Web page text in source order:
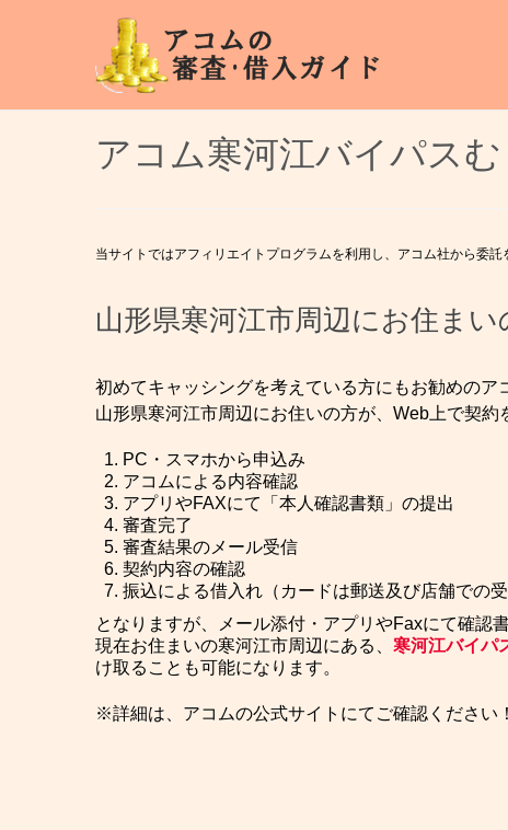
アコム寒河江バイパス
当サイトではアフィリエイトプログラムを利用し、アコム社から委
山形県寒河江市周辺にお住ま
初めてキャッシングを考えている方にもお勧めのア
山形県寒河江市周辺にお住いの方が、Web上で契約
PC・スマホから申込み
アコムによる内容確認
アプリやFAXにて「本人確認書類」の提出
審査完了
審査結果のメール受信
契約内容の確認
振込による借入れ（カードは郵送及び店舗での受
となりますが、メール添付・アプリやFaxにて確認
現在お住まいの寒河江市周辺にある、 寒河江バイパ
け取ることも可能になります。
※詳細は、アコムの公式サイトにてご確認ください！